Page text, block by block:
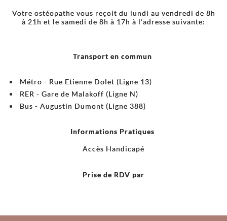
Votre ostéopathe vous reçoit du lundi au vendredi de 8h
à 21h et le samedi de 8h à 17h à l'adresse suivante:
Transport en commun
Métro - Rue Etienne Dolet (Ligne 13)
RER - Gare de Malakoff (Ligne N)
Bus - Augustin Dumont (Ligne 388)
Informations Pratiques
Accès Handicapé
Prise de RDV par